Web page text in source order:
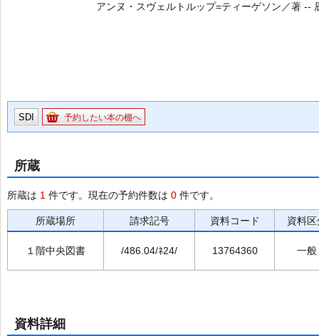
アンヌ・スヴェルトルップ=ティーゲソン／著 --
SDI 予約したい本の棚へ
所蔵
所蔵は 1 件です。現在の予約件数は 0 件です。
所蔵場所 請求記号 資料コード 資料区
１階中央図書 /486.04/ﾈ24/ 13764360 一般
資料詳細